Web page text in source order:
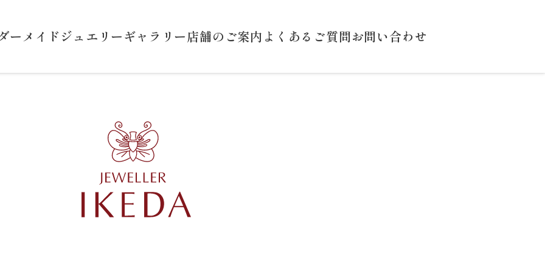
ーメイドジュエリーギャラリー店舗のご案内 よくあるご質問お問い合わせ